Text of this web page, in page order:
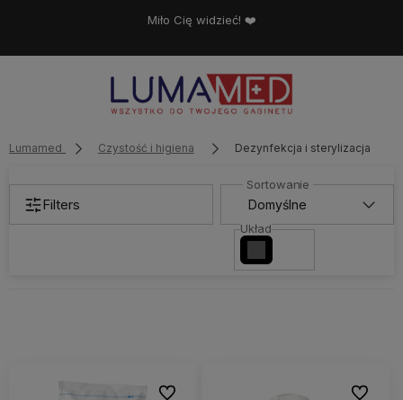
Miło Cię widzieć! ❤️
Lumamed Czystość i higiena Dezynfekcja i sterylizacja
Filters
Układ
Do ulubionych Do